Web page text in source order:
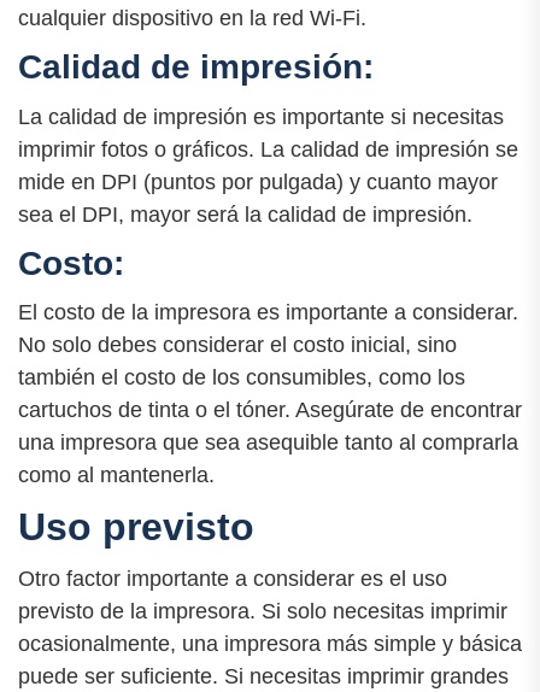
cualquier dispositivo en la red Wi-Fi.
Calidad de impresión:
La calidad de impresión es importante si necesitas
imprimir fotos o gráficos. La calidad de impresión se
mide en DPI (puntos por pulgada) y cuanto mayor
sea el DPI, mayor será la calidad de impresión.
Costo:
El costo de la impresora es importante a considerar.
No solo debes considerar el costo inicial, sino
también el costo de los consumibles, como los
cartuchos de tinta o el tóner. Asegúrate de encontrar
una impresora que sea asequible tanto al comprarla
como al mantenerla.
Uso previsto
Otro factor importante a considerar es el uso
previsto de la impresora. Si solo necesitas imprimir
ocasionalmente, una impresora más simple y básica
puede ser suficiente. Si necesitas imprimir grandes